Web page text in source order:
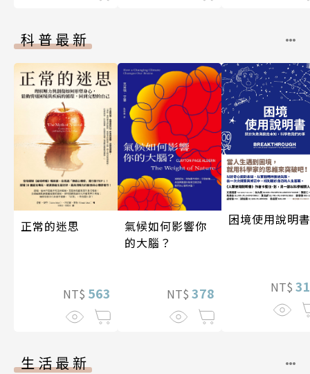
科普最新
正常的迷思
NT$ 563
氣候如何影響你
的大腦？
NT$ 378
困境使用說明書
NT$
生活最新